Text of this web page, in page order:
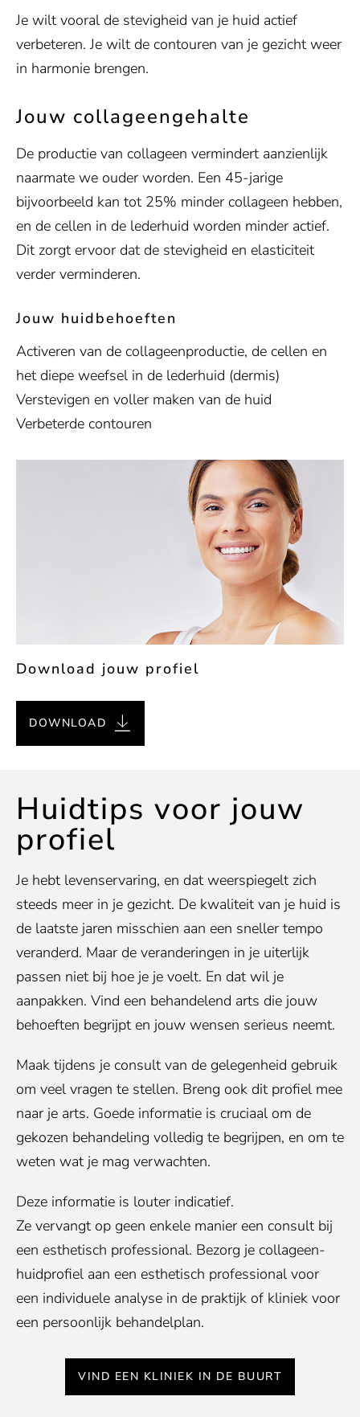
Je wilt vooral de stevigheid van je huid actief
verbeteren. Je wilt de contouren van je gezicht weer
in harmonie brengen.
Jouw collageengehalte
De productie van collageen vermindert aanzienlijk
naarmate we ouder worden. Een 45-jarige
bijvoorbeeld kan tot 25% minder collageen hebben,
en de cellen in de lederhuid worden minder actief.
Dit zorgt ervoor dat de stevigheid en elasticiteit
verder verminderen.
Jouw huidbehoeften
Activeren van de collageenproductie, de cellen en
het diepe weefsel in de lederhuid (dermis)
Verstevigen en voller maken van de huid
Verbeterde contouren
Download jouw profiel
DOWNLOAD
Huidtips voor jouw
profiel
Je hebt levenservaring, en dat weerspiegelt zich
steeds meer in je gezicht. De kwaliteit van je huid is
de laatste jaren misschien aan een sneller tempo
veranderd. Maar de veranderingen in je uiterlijk
passen niet bij hoe je je voelt. En dat wil je
aanpakken. Vind een behandelend arts die jouw
behoeften begrijpt en jouw wensen serieus neemt.
Maak tijdens je consult van de gelegenheid gebruik
om veel vragen te stellen. Breng ook dit profiel mee
naar je arts. Goede informatie is cruciaal om de
gekozen behandeling volledig te begrijpen, en om te
weten wat je mag verwachten.
Deze informatie is louter indicatief.
Ze vervangt op geen enkele manier een consult bij
een esthetisch professional. Bezorg je collageen-
huidprofiel aan een esthetisch professional voor
een individuele analyse in de praktijk of kliniek voor
een persoonlijk behandelplan.
VIND EEN KLINIEK IN DE BUURT